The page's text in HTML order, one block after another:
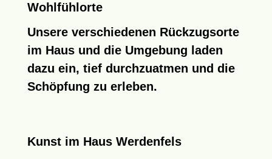
Wohlfühlorte
Unsere verschiedenen Rückzugsorte
im Haus und die Umgebung laden
dazu ein, tief durchzuatmen und die
Schöpfung zu erleben.
Kunst im Haus Werdenfels